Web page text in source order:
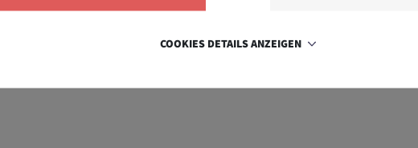
COOKIES DETAILS ANZEIGEN